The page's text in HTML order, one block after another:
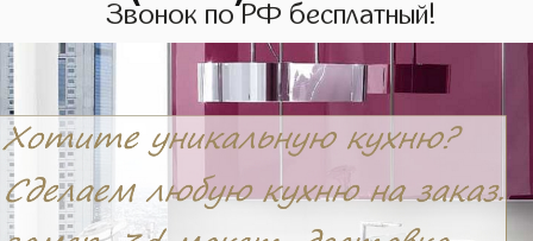
Звонок по РФ бесплатный!